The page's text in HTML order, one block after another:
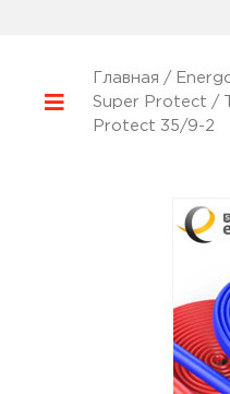
Главная /
Super Protect /
Protect 35/9-2